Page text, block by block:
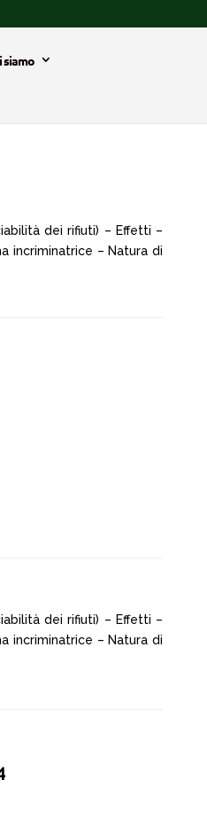
siamo
dei rifiuti) – Effetti –
incriminatrice – Natura di
dei rifiuti) – Effetti –
incriminatrice – Natura di